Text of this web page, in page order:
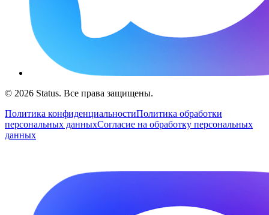
© 2026 Status. Все права защищены.
Политика конфиденциальностиПолитика обработки
персональных данныхСогласие на обработку персональных
данных